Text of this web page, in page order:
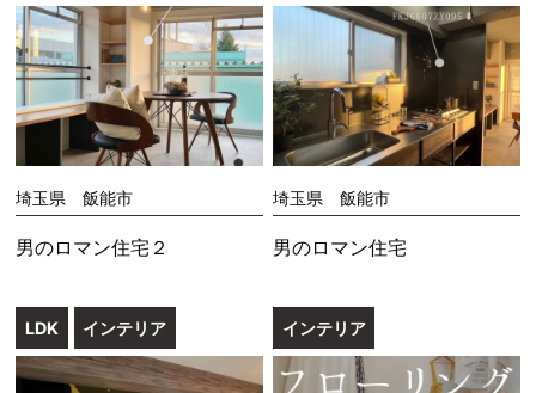
埼玉県 飯能市
男のロマン住宅２
埼玉県 飯能市
男のロマン住宅
LDK インテリア インテリア